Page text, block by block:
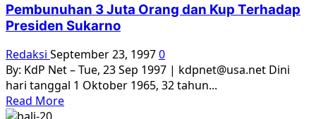
Pembunuhan 3 Juta Orang dan Kup Terhadap
Presiden Sukarno
Redaksi September 23, 19970
By: KdP Net – Tue, 23 Sep 1997 | kdpnet@usa.net Dini
hari tanggal 1 Oktober 1965, 32 tahun...
Read MoreRead